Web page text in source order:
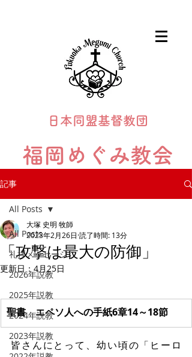
日本同盟基督教団
福岡めぐみ教会
記事
All Posts
礼拝メッセージ
2026年説教
2025年説教
2024年説教
2023年説教
All Posts
「攻撃は最大の防御」
大塚 史明 牧師
2023年2月26日 読了時間: 13分
更新日： 4月25日
聖書　エペソ人への手紙6章14～18節
皆さんにとって、幼い頃の「ヒーロ